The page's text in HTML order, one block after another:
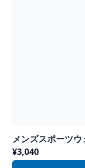
メンズスポーツ
¥3,040